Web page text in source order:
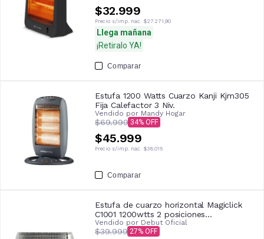
$32.999
Precio s/imp. nac. $27.271,90
Llega mañana
¡Retiralo YA!
Comparar
Estufa 1200 Watts Cuarzo Kanji Kjm305
Fija Calefactor 3 Niv.
Vendido por Mandy Hogar
$69.999 34
$45.999
Precio s/imp. nac. $38.015
Comparar
Estufa de cuarzo horizontal Magiclick
C1001 1200wtts 2 posiciones
p/colgar/piso
Vendido por Debut Oficial
$39.999 27